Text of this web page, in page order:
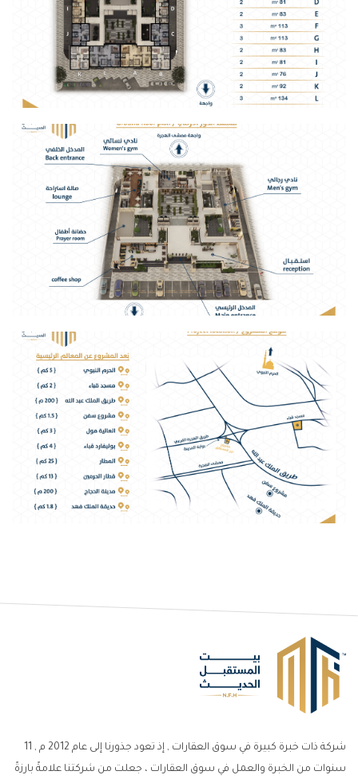
شركة ذات خبرة كبيرة في سوق العقارات , إذ تعود جذورنا إلى عام 2012 م , 11
سنوات من الخبرة والعمل في سوق العقارات ، جعلت من شركتنا علامةً بارزةً